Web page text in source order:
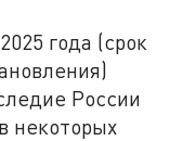
года (срок
России
некоторых